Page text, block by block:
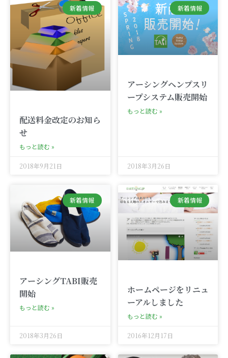
新着情報
配送料金改定のお知ら
せ
もっと読む »
2018年9月21日
新着情報
アーシングヘンプスリ
ープシステム販売開始
もっと読む »
2018年3月26日
新着情報
アーシングTABI販売
開始
もっと読む »
2018年3月26日
新着情報
ホームページをリニュ
ーアルしました
もっと読む »
2016年12月17日